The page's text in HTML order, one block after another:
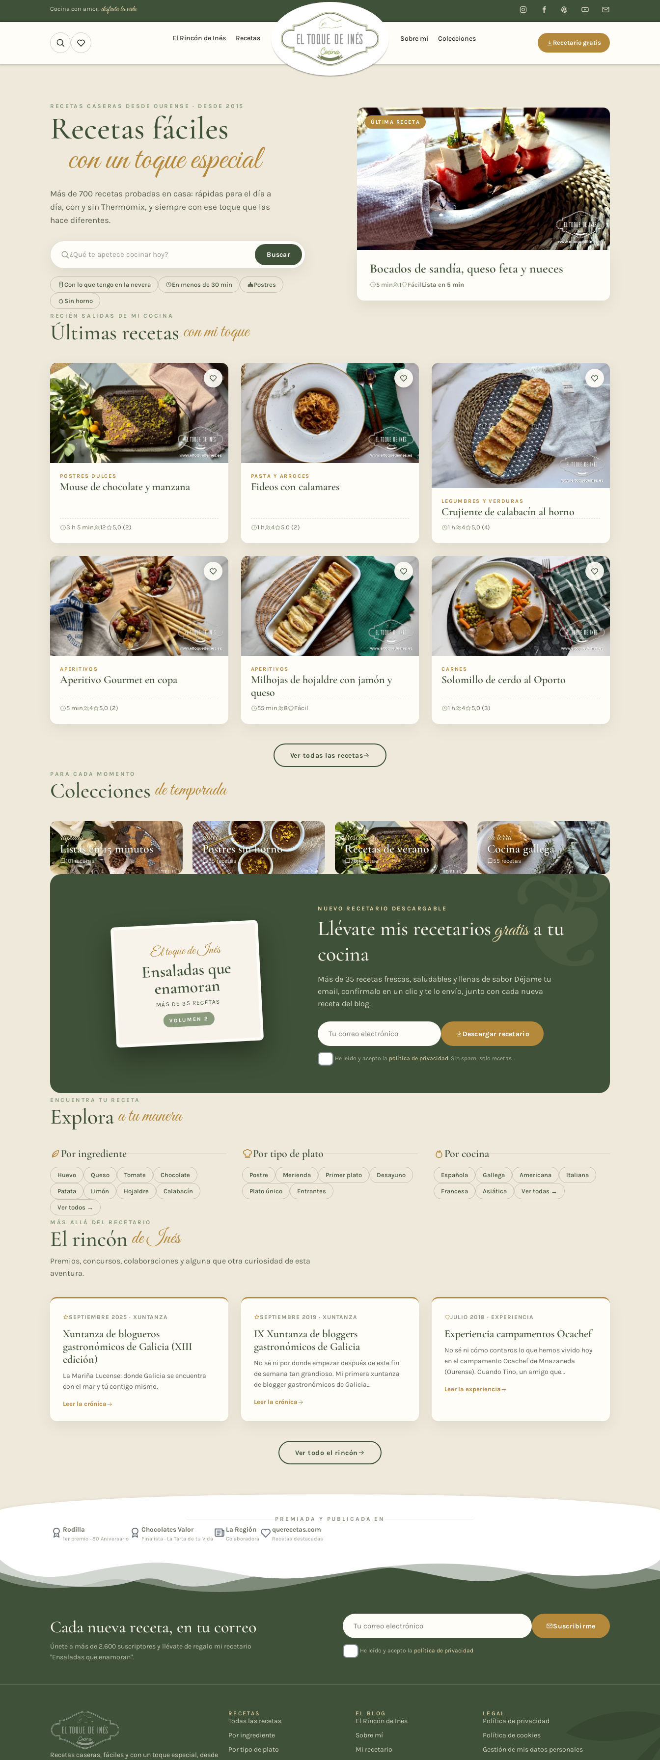
Cocina con amor, disfruta la vida
El Rincón de Inés Recetas Sobre mí Colecciones Recetario gratis
RECETAS CASERAS DESDE OURENSE · DESDE 2015
Recetas fáciles
con un toque especial
Más de 700 recetas probadas en casa: rápidas para el día a
día, con y sin Thermomix, y siempre con ese toque que las
hace diferentes.
Buscar
Con lo que tengo en la nevera En menos de 30 min Postres
Sin horno
ÚLTIMA RECETA
Bocados de sandía, queso feta y nueces
5 min 1 FácilLista en 5 min
RECIÉN SALIDAS DE MI COCINA
Últimas recetas con mi toque
POSTRES DULCES
Mouse de chocolate y manzana
3 h 5 min 12 5,0 (2)
PASTA Y ARROCES
Fideos con calamares
1 h 4 5,0 (2)
LEGUMBRES Y VERDURAS
Crujiente de calabacín al horno
1 h 4 5,0 (4)
APERITIVOS
Aperitivo Gourmet en copa
5 min 4 5,0 (2)
APERITIVOS
Milhojas de hojaldre con jamón y
queso
55 min 8 Fácil
CARNES
Solomillo de cerdo al Oporto
1 h 4 5,0 (3)
Ver todas las recetas
PARA CADA MOMENTO
Colecciones de temporada
rápidas
Listas en 15 minutos
101 recetas
dulces
Postres sin horno
95 recetas
frescas
Recetas de verano
76 recetas
da terra
Cocina gallega
55 recetas
El toque de Inés
Ensaladas que
enamoran
MÁS DE 35 RECETAS
VOLUMEN 2
NUEVO RECETARIO DESCARGABLE
Llévate mis recetariosgratisa tu
cocina
Más de 35 recetas frescas, saludables y llenas de sabor Déjame tu
email, confírmalo en un clic y te lo envío, junto con cada nueva
receta del blog.
Descargar recetario
He leído y acepto la política de privacidad. Sin spam, solo recetas.
ENCUENTRA TU RECETA
Exploraa tu manera
Por ingrediente
Huevo Queso Tomate Chocolate
Patata Limón Hojaldre Calabacín
Ver todos →
Por tipo de plato
Postre Merienda Primer plato Desayuno
Plato único Entrantes
Por cocina
Española Gallega Americana Italiana
Francesa Asiática Ver todas →
MÁS ALLÁ DEL RECETARIO
El rincón de Inés
Premios, concursos, colaboraciones y alguna que otra curiosidad de esta
aventura.
SEPTIEMBRE 2025 · XUNTANZA
Xuntanza de blogueros
gastronómicos de Galicia (XIII
edición)
La Mariña Lucense: donde Galicia se encuentra
con el mar y tú contigo mismo.
Leer la crónica
SEPTIEMBRE 2019 · XUNTANZA
IX Xuntanza de bloggers
gastronómicos de Galicia
No sé ni por donde empezar después de este fin
de semana tan grandioso. Mi primera xuntanza
de blogger gastronómicos de Galicia…
Leer la crónica
JULIO 2018 · EXPERIENCIA
Experiencia campamentos Ocachef
No sé ni cómo contaros lo que hemos vivido hoy
en el campamento Ocachef de Mnazaneda
(Ourense). Cuando Tino, un amigo que…
Leer la experiencia
Ver todo el rincón
PREMIADA Y PUBLICADA EN
Rodilla
1er premio · 80 Aniversario
Chocolates Valor
Finalista · La Tarta de tu Vida
La Región
Colaboradora
querecetas.com
Recetas destacadas
Cada nueva receta, en tu correo
Únete a más de 2.600 suscriptores y llévate de regalo mi recetario
"Ensaladas que enamoran".
Suscribirme
He leído y acepto la política de privacidad
Recetas caseras, fáciles y con un toque especial, desde
RECETAS
Todas las recetas
Por ingrediente
Por tipo de plato
EL BLOG
El Rincón de Inés
Sobre mí
Mi recetario
LEGAL
Política de privacidad
Política de cookies
Gestión de mis datos personales